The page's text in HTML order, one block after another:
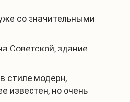
со значительными
Советской, здание
стиле модерн,
известен, но очень